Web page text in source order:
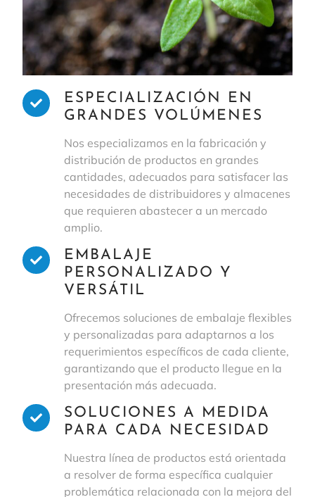
ESPECIALIZACIÓN EN
GRANDES VOLÚMENES
Nos especializamos en la fabricación y
distribución de productos en grandes
cantidades, adecuados para satisfacer las
necesidades de distribuidores y almacenes
que requieren abastecer a un mercado
amplio.
EMBALAJE
PERSONALIZADO Y
VERSÁTIL
Ofrecemos soluciones de embalaje flexibles
y personalizadas para adaptarnos a los
requerimientos específicos de cada cliente,
garantizando que el producto llegue en la
presentación más adecuada.
SOLUCIONES A MEDIDA
PARA CADA NECESIDAD
Nuestra línea de productos está orientada
a resolver de forma específica cualquier
problemática relacionada con la mejora del